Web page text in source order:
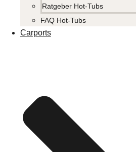
Ratgeber Hot-Tubs
FAQ Hot-Tubs
Carports